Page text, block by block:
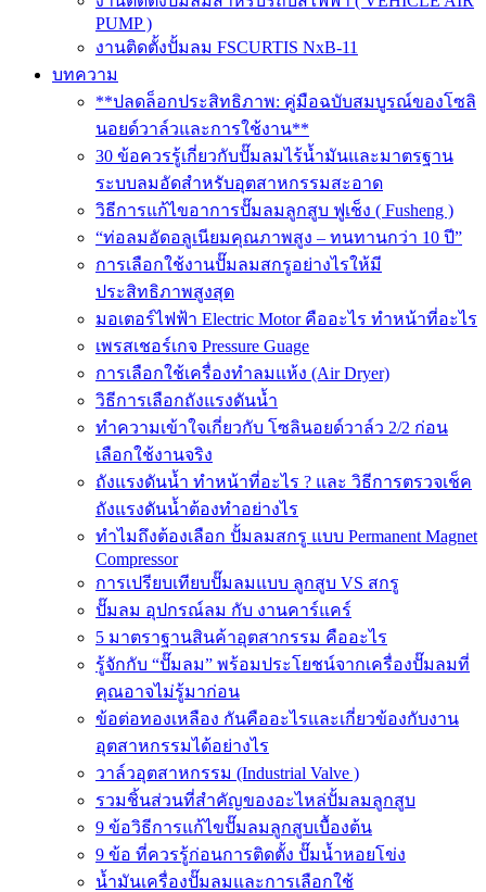
PUMP )
งานติดตั้งปั้มลม FSCURTIS NxB-11
บทความ
**ปลดล็อกประสิทธิภาพ: คู่มือฉบับสมบูรณ์ของโซลิ
นอยด์วาล์วและการใช้งาน**
30 ข้อควรรู้เกี่ยวกับปั๊มลมไร้น้ำมันและมาตรฐาน
ระบบลมอัดสำหรับอุตสาหกรรมสะอาด
วิธีการแก้ไขอาการปั๊มลมลูกสูบ ฟูเช็ง ( Fusheng )
“ท่อลมอัดอลูเนียมคุณภาพสูง – ทนทานกว่า 10 ปี”
การเลือกใช้งานปั๊มลมสกรูอย่างไรให้มี
ประสิทธิภาพสูงสุด
มอเตอร์ไฟฟ้า Electric Motor คืออะไร ทำหน้าที่อะไร
เพรสเชอร์เกจ Pressure Guage
การเลือกใช้เครื่องทำลมแห้ง (Air Dryer)
วิธีการเลือกถังแรงดันน้ำ
ทำความเข้าใจเกี่ยวกับ โซลินอยด์วาล์ว 2/2 ก่อน
เลือกใช้งานจริง
ถังแรงดันน้ำ ทำหน้าที่อะไร ? และ วิธีการตรวจเช็ค
ถังแรงดันน้ำต้องทำอย่างไร
ทำไมถึงต้องเลือก ปั้มลมสกรู แบบ Permanent Magnet
Compressor
การเปรียบเทียบปั๊มลมแบบ ลูกสูบ VS สกรู
ปั๊มลม อุปกรณ์ลม กับ งานคาร์แคร์
5 มาตราฐานสินค้าอุตสากรรม คืออะไร
รู้จักกับ “ปั๊มลม” พร้อมประโยชน์จากเครื่องปั๊มลมที่
คุณอาจไม่รู้มาก่อน
ข้อต่อทองเหลือง กันคืออะไรและเกี่ยวข้องกับงาน
อุตสาหกรรมได้อย่างไร
วาล์วอุตสาหกรรม (Industrial Valve )
รวมชิ้นส่วนที่สำคัญของอะไหล่ปั้มลมลูกสูบ
9 ข้อวิธีการแก้ไขปั๊มลมลูกสูบเบื้องต้น
9 ข้อ ที่ควรรู้ก่อนการติดตั้ง ปั๊มน้ำหอยโข่ง
น้ำมันเครื่องปั๊มลมและการเลือกใช้